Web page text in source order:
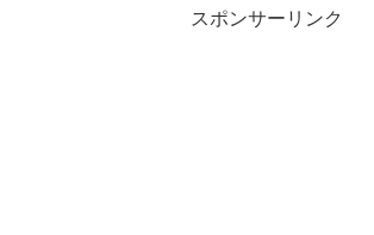
スポンサーリンク